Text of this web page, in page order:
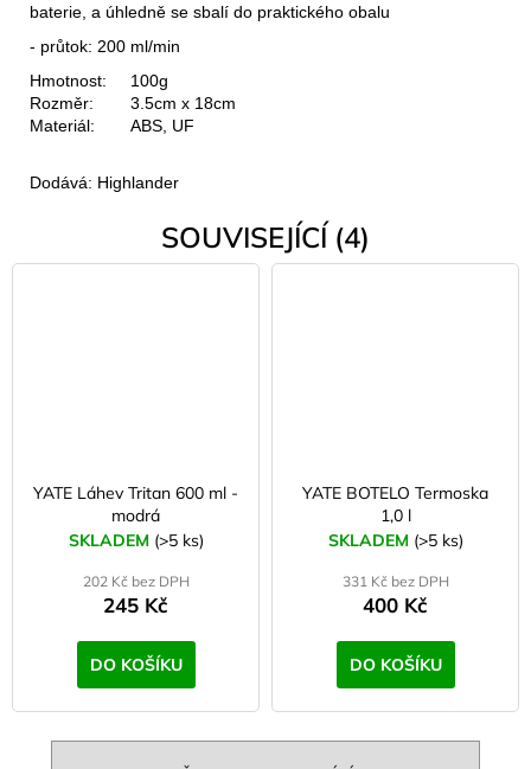
baterie, a úhledně se sbalí do praktického obalu
- průtok: 200 ml/min
Hmotnost:
100g
Rozměr:
3.5cm x 18cm
Materiál:
ABS, UF
Dodává: Highlander
SOUVISEJÍCÍ (4)
YATE Láhev Tritan 600 ml -
modrá
SKLADEM (>5 ks)
202 Kč bez DPH
245 Kč
DO KOŠÍKU
YATE BOTELO Termoska
1,0 l
SKLADEM (>5 ks)
331 Kč bez DPH
400 Kč
DO KOŠÍKU